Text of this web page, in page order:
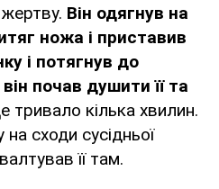
Він одягнув на
ножа і приставив
і потягнув до
почав душити її та
тривало кілька хвилин.
на сходи сусідньої
її там.